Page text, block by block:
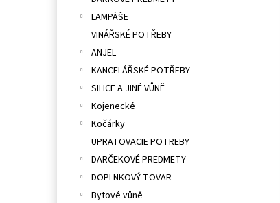
LAMPÁŠE
VINÁŘSKÉ POTŘEBY
ANJEL
KANCELÁŘSKÉ POTŘEBY
SILICE A JINÉ VŮNĚ
Kojenecké
Kočárky
UPRATOVACIE POTREBY
DARČEKOVÉ PREDMETY
DOPLNKOVÝ TOVAR
Bytové vůně